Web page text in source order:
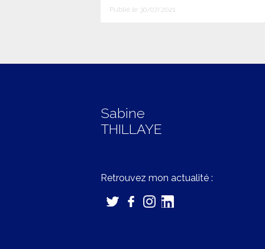
Publié le 30/07/2021
Sabine
THILLAYE
Retrouvez mon actualité :